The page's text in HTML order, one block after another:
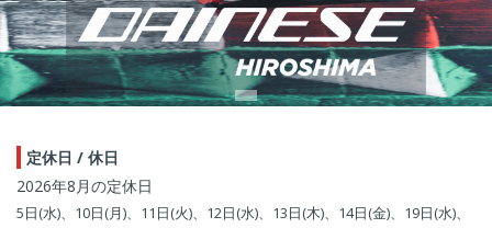
定休日 / 休日
2026年8月の定休日
5日(水)、10日(月)、11日(火)、12日(水)、13日(木)、14日(金)、19日(水)、